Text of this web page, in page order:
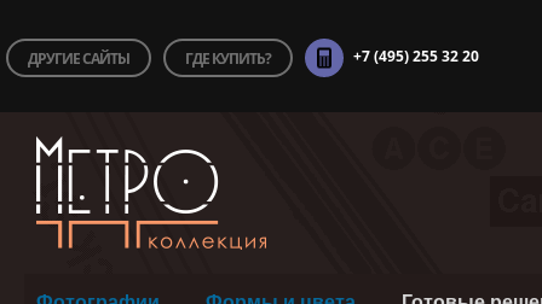
ДРУГИЕ САЙТЫ ГДЕ КУПИТЬ? +7 (495) 255 32 20